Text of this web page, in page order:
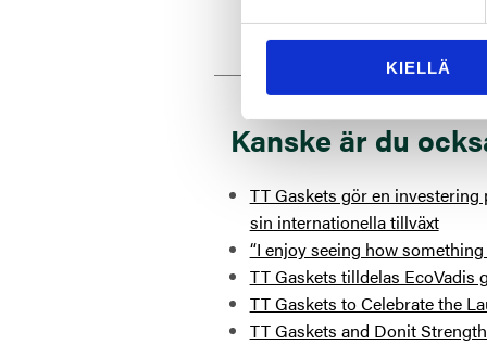
KIELLÄ
Kanske är du
TT Gaskets gör en
sin internationella tillväxt
“I enjoy seeing how
TT Gaskets tilldelas
TT Gaskets to Celebrate the
TT Gaskets and Donit